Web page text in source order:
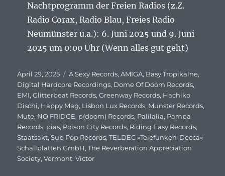
Nachtprogramm der Freien Radios (z.Z.
Radio Corax, Radio Blau, Freies Radio
Neumünster u.a.): 6. Juni 2025 und 9. Juni
2025 um 0:00 Uhr (Wenn alles gut geht)
Veröffentlicht
am
April 29, 2025 Schlagwörter
A Sexy Records,AMIGA, Basy Tropikalne,
Digital Hardcore Recordings, Dome Of Doom Records,
EMI,Glitterbeat Records,Greenway Records, Hachiko
Dischi, Happy Mag, Lisbon Lux Records, Munster Records,
Mute, NO FRIDGE, p(doom) Records, Palilalia, Pampa
Records, pias, Poison City Records, Riding Easy Records,
Staatsakt,Sub Pop Records,TELDEC »Telefunken-Decca«
Schallplatten GmbH,The Reverberation Appreciation
Society,Vermont,Victor